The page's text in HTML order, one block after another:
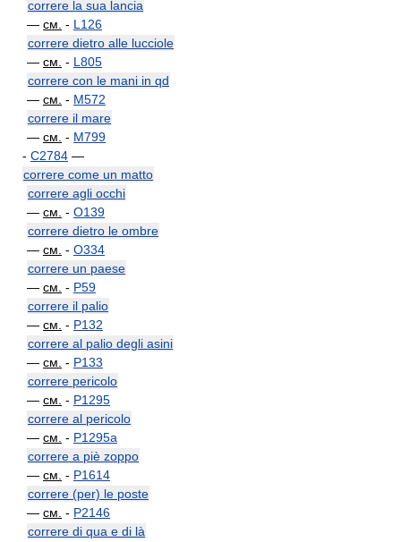
correre la sua lancia
— см. - L126
correre dietro alle lucciole
— см. - L805
correre con le mani in qd
— см. - M572
correre il mare
— см. - M799
- C2784 —
correre come un matto
correre agli occhi
— см. - O139
correre dietro le ombre
— см. - O334
correre un paese
— см. - P59
correre il palio
— см. - P132
correre al palio degli asini
— см. - P133
correre pericolo
— см. - P1295
correre al pericolo
— см. - P1295a
correre a piè zoppo
— см. - P1614
correre (per) le poste
— см. - P2146
correre di qua e di là